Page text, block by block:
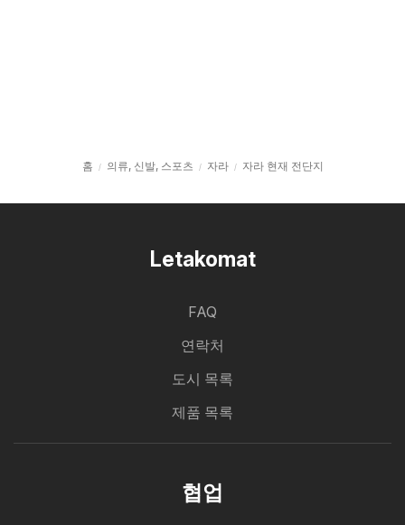
홈 의류, 신발, 스포츠 자라 자라 현재 전단지
Letakomat
FAQ
연락처
도시 목록
제품 목록
협업